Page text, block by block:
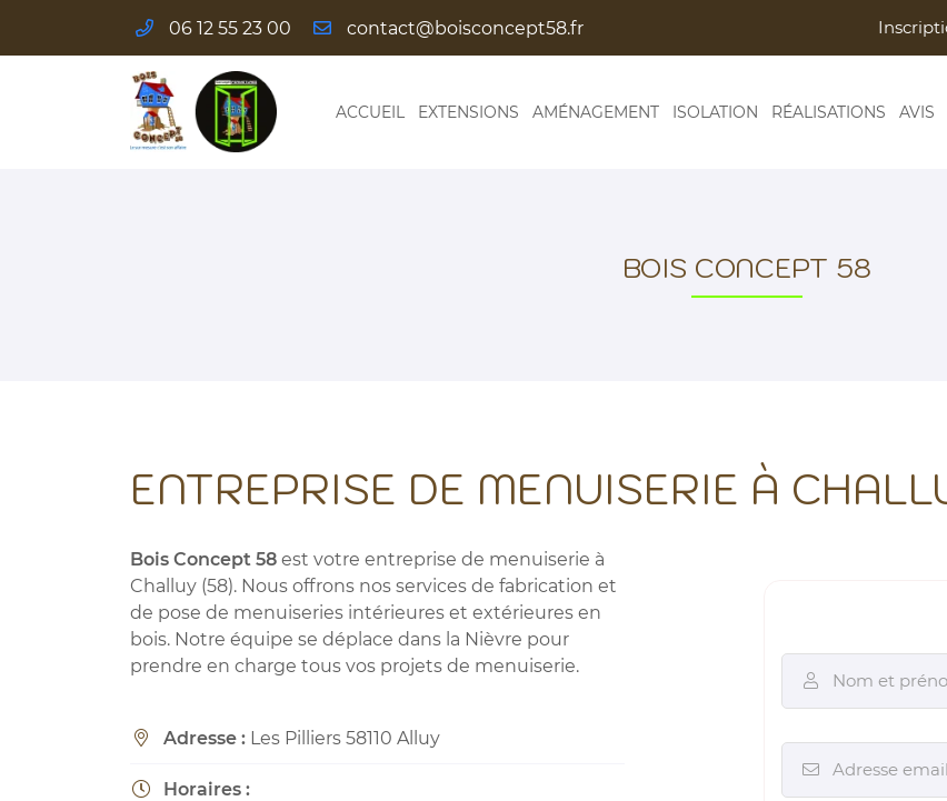
06 12 55 23 00
ACCUEIL EXTENSIONS AMÉNAGEMENT ISOLATION RÉALISATIONS AVIS
06 12 55 23 00
Code Captcha
Rafraîchir le captcha
En cochant cette case, vous consentez à recevoir nos propositions commerciales
à l'adresse email indiqué ci-dessus. Vous pouvez vous désinscrire à tout moment
le formulaire de désinscription
BOIS CONCEPT 58
ENTREPRISE DE MENUISERIE À
Bois Concept 58 est votre entreprise de menuiserie à
Challuy (58). Nous offrons nos services de fabrication et
de pose de menuiseries intérieures et extérieures en
bois. Notre équipe se déplace dans la Nièvre pour
prendre en charge tous vos projets de menuiserie.
 Adresse : Les Pilliers 58110 Alluy

Horaires :
 Nom et
 Adresse email